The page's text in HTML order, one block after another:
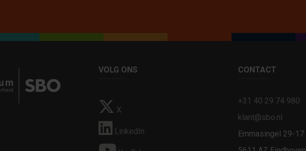
VOLG ONS
X
LinkedIn
CONTACT
+31 40 29 74 980
klant@sbo.nl
Emmasingel 29-17